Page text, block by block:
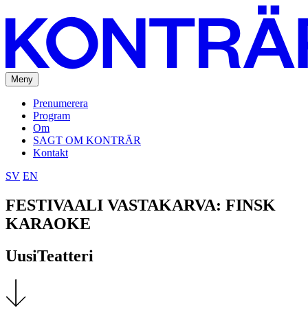
Meny
Prenumerera
Program
Om
SAGT OM KONTRÄR
Kontakt
SV EN
FESTIVAALI VASTAKARVA: FINSK
KARAOKE
UusiTeatteri